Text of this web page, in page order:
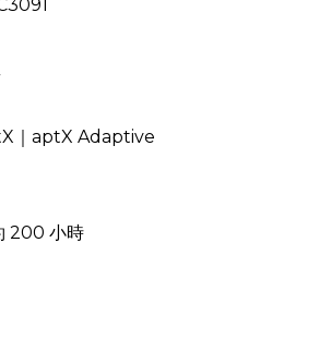
｜ aptX Adaptive
200 小時